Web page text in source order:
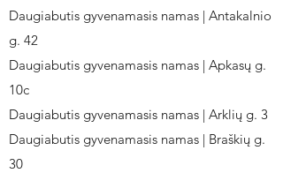
Daugiabutis gyvenamasis namas | Antakalnio
g. 42
Daugiabutis gyvenamasis namas | Apkasų g.
10c
Daugiabutis gyvenamasis namas | Arklių g. 3
Daugiabutis gyvenamasis namas | Braškių g.
30